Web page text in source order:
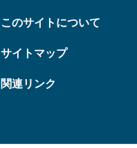
このサイトについて
サイトマップ
関連リンク